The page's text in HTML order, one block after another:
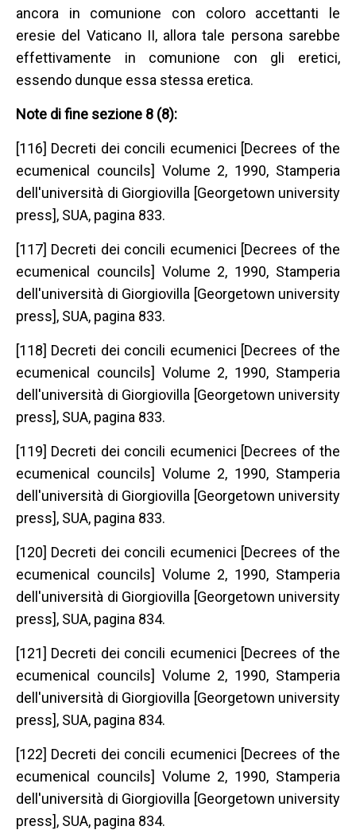
ancora in comunione con coloro accettanti le
eresie del Vaticano II, allora tale persona sarebbe
effettivamente in comunione con gli eretici,
essendo dunque essa stessa eretica.
Note di fine sezione 8 (8):
[116] Decreti dei concili ecumenici [Decrees of the
ecumenical councils] Volume 2, 1990, Stamperia
dell'università di Giorgiovilla [Georgetown university
press], SUA, pagina 833.
[117] Decreti dei concili ecumenici [Decrees of the
ecumenical councils] Volume 2, 1990, Stamperia
dell'università di Giorgiovilla [Georgetown university
press], SUA, pagina 833.
[118] Decreti dei concili ecumenici [Decrees of the
ecumenical councils] Volume 2, 1990, Stamperia
dell'università di Giorgiovilla [Georgetown university
press], SUA, pagina 833.
[119] Decreti dei concili ecumenici [Decrees of the
ecumenical councils] Volume 2, 1990, Stamperia
dell'università di Giorgiovilla [Georgetown university
press], SUA, pagina 833.
[120] Decreti dei concili ecumenici [Decrees of the
ecumenical councils] Volume 2, 1990, Stamperia
dell'università di Giorgiovilla [Georgetown university
press], SUA, pagina 834.
[121] Decreti dei concili ecumenici [Decrees of the
ecumenical councils] Volume 2, 1990, Stamperia
dell'università di Giorgiovilla [Georgetown university
press], SUA, pagina 834.
[122] Decreti dei concili ecumenici [Decrees of the
ecumenical councils] Volume 2, 1990, Stamperia
dell'università di Giorgiovilla [Georgetown university
press], SUA, pagina 834.